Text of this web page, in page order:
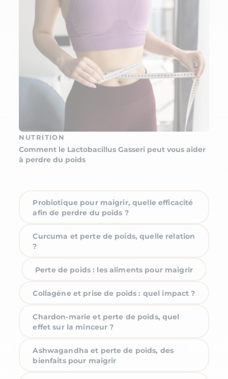
NUTRITION
Comment le Lactobacillus Gasseri peut vous aider
à perdre du poids
Probiotique pour maigrir, quelle efficacité
afin de perdre du poids ?
Curcuma et perte de poids, quelle relation
?
Perte de poids : les aliments pour maigrir
Collagène et prise de poids : quel impact ?
Chardon-marie et perte de poids, quel
effet sur la minceur ?
Ashwagandha et perte de poids, des
bienfaits pour maigrir